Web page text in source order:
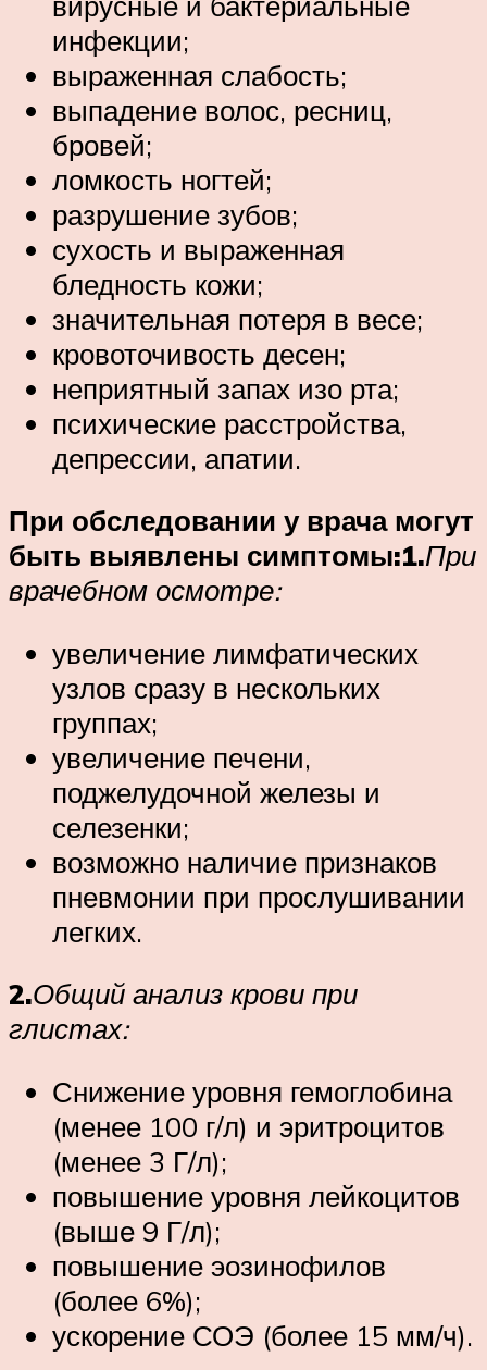
инфекции;
выраженная слабость;
выпадение волос, ресниц,
бровей;
ломкость ногтей;
разрушение зубов;
сухость и выраженная
бледность кожи;
значительная потеря в весе;
кровоточивость десен;
неприятный запах изо рта;
психические расстройства,
депрессии, апатии.
При обследовании у врача могут
быть выявлены симптомы:1.При
врачебном осмотре:
увеличение лимфатических
узлов сразу в нескольких
группах;
увеличение печени,
поджелудочной железы и
селезенки;
возможно наличие признаков
пневмонии при прослушивании
легких.
2.Общий анализ крови при
глистах:
Снижение уровня гемоглобина
(менее 100 г/л) и эритроцитов
(менее 3 Г/л);
повышение уровня лейкоцитов
(выше 9 Г/л);
повышение эозинофилов
(более 6%);
ускорение СОЭ (более 15 мм/ч).